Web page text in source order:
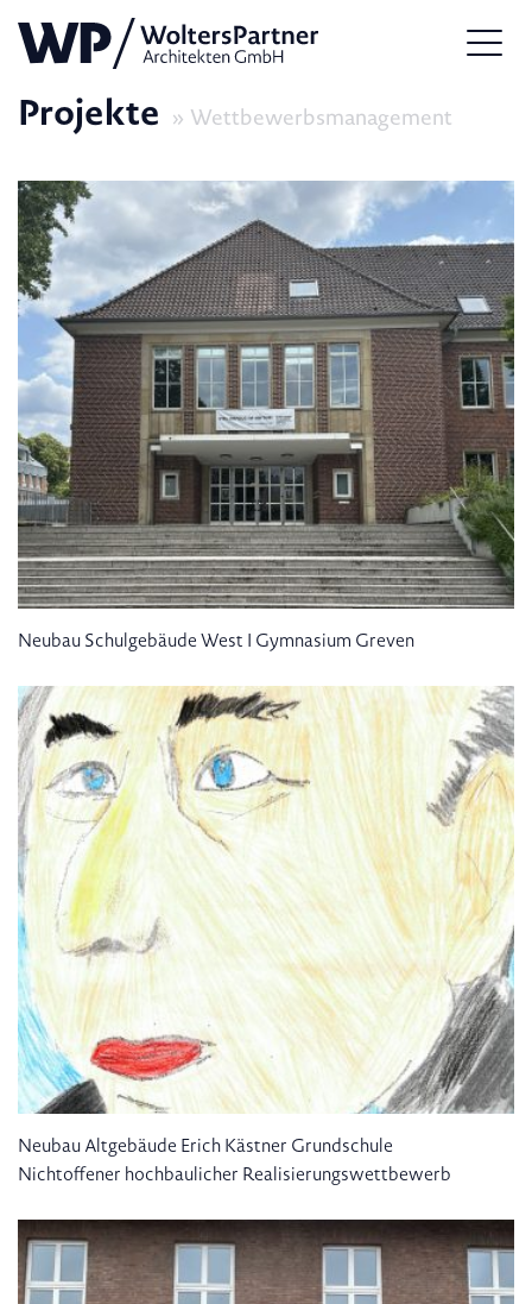
Projekte Wettbewerbsmanagement
Neubau Schulgebäude West I Gymnasium Greven
Neubau Altgebäude Erich Kästner Grundschule
Nichtoffener hochbaulicher Realisierungswettbewerb